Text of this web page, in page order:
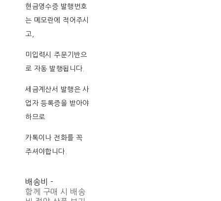
현금영수증 발행번호
는 메모란에 적어주시
고,
미입력시 주문기반으
로 자동 발행됩니다.
세금계산서 발행은 사
업자 등록증을 받아야
하므로
카톡이나 전화를 꼭
주셔야합니다.
배송비 -
함께 구매 시 배송